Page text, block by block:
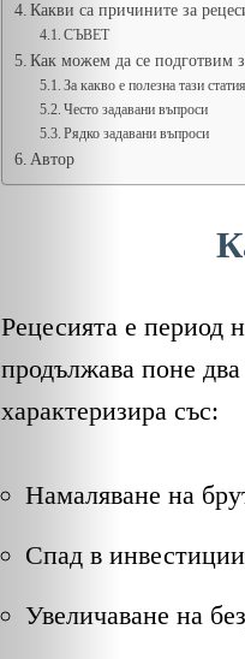
Какви са причините за
СЪВЕТ
Как можем да се подготвим
За какво е полезна тази
Често задавани въпроси
Рядко задавани въпроси
Автор
Рецесията е период
продължава поне
характеризира със:
Намаляване на
Спад в
Увеличаване на